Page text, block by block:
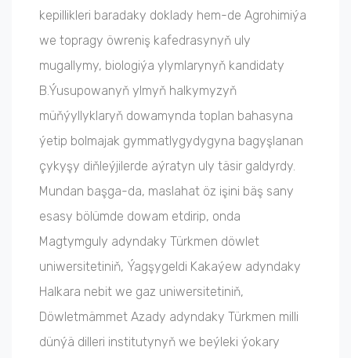
kepillikleri baradaky doklady hem-de Agrohimiýa
we topragy öwreniş kafedrasynyň uly
mugallymy, biologiýa ylymlarynyň kandidaty
B.Ýusupowanyň ylmyň halkymyzyň
müňýyllyklaryň dowamynda toplan bahasyna
ýetip bolmajak gymmatlygydygyna bagyşlanan
çykyşy diňleýjilerde aýratyn uly täsir galdyrdy.
Mundan başga-da, maslahat öz işini bäş sany
esasy bölümde dowam etdirip, onda
Magtymguly adyndaky Türkmen döwlet
uniwersitetiniň, Ýagşygeldi Kakaýew adyndaky
Halkara nebit we gaz uniwersitetiniň,
Döwletmämmet Azady adyndaky Türkmen milli
dünýä dilleri institutynyň we beýleki ýokary